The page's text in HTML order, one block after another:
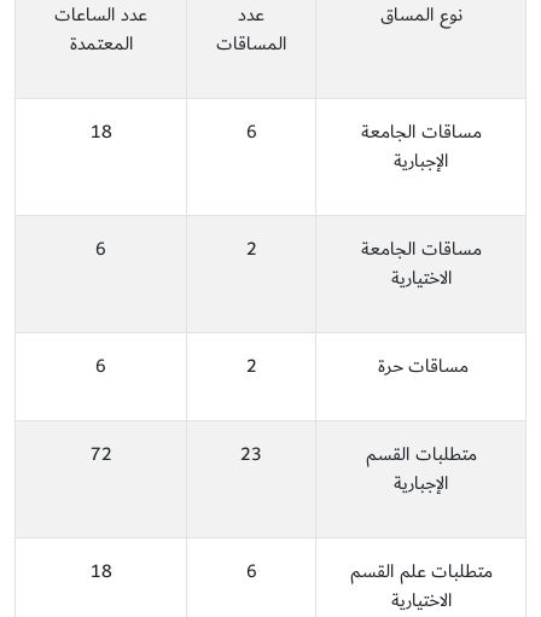
نوع المساق
عدد
المساقات
عدد الساعات
المعتمدة
مساقات الجامعة
الإجبارية
6
18
مساقات الجامعة
الاختيارية
2
6
مساقات حرة 2
6
متطلبات القسم
الإجبارية
23
72
متطلبات علم القسم
الاختيارية
6
18